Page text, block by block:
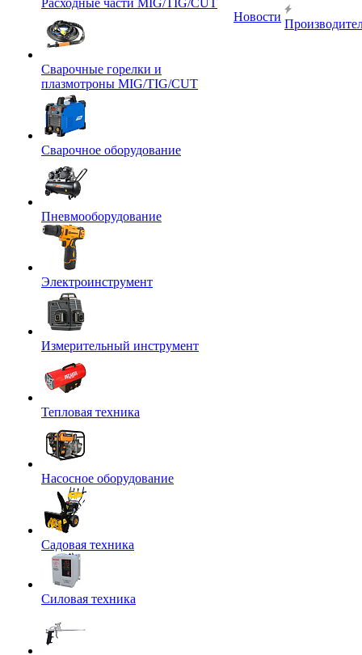
Расходные части MIG/TIG/CUT
Сварочные горелки и
плазмотроны MIG/TIG/CUT
Сварочное оборудование
Пневмооборудование
Электроинструмент
Измерительный инструмент
Тепловая техника
Насосное оборудование
Садовая техника
Силовая техника
Новости